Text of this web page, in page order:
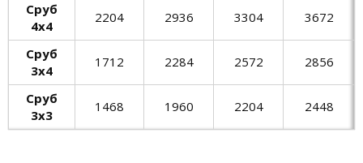
Сруб
4х4
2204 2936 3304 3672
Сруб
3х4
1712 2284 2572 2856
Сруб
3х3
1468 1960 2204 2448